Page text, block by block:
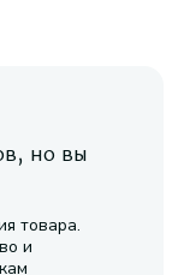
но вы
товара.
и